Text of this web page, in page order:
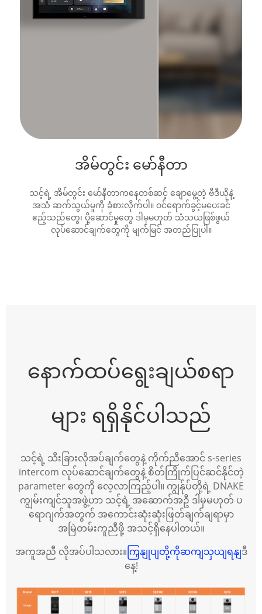
အိမ်တွင်း မော်နီတာ
သင့်ရဲ့ အိမ်တွင်း မော်နီတာကနေတစ်ဆင့် ချောမွေ့တဲ့ ဗီဒီယိုနဲ့
အသံ ဆက်သွယ်မှုကို ခံစားလိုက်ပါ။ ဝင်ရောက်ခွင့်မပေးခင်
ဧည့်သည်တွေ၊ ပို့ဆောင်မှုတွေ ဒါမှမဟုတ် သံသယဖြစ်ဖွယ်
လုပ်ဆောင်ချက်တွေကို မျက်မြင် အတည်ပြုပါ။
နောက်ထပ်ရွေးချယ်စရာ
များ ရရှိနိုင်ပါသည်
သင့်ရဲ့ သီးခြားလိုအပ်ချက်တွေနဲ့ ကိုက်ညီအောင် s-series
intercom လုပ်ဆောင်ချက်တွေနဲ့ စိတ်ကြိုက်ပြင်ဆင်နိုင်တဲ့
parameter တွေကို လေ့လာကြည့်ပါ။ ကျွန်ုပ်တို့ရဲ့ DNAKE
ကျွမ်းကျင်သူအဖွဲ့ဟာ သင့်ရဲ့ အဆောက်အဦ ဒါမှမဟုတ် ပ
ရောဂျက်အတွက် အကောင်းဆုံးဆုံးဖြတ်ချက်ချရာမှာ
အမြဲတမ်းကူညီဖို့ အသင့်ရှိနေပါတယ်။
အကူအညီ လိုအပ်ပါသလား။ ကြှနျုပျတို့ကိုဆကျသှယျရနျဒီ
နေ့!